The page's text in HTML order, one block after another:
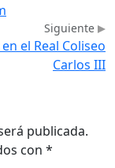
Siguiente
el Real Coliseo
Carlos III
publicada.
con *